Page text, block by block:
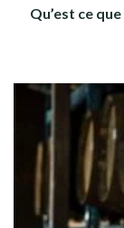
Qu’est ce